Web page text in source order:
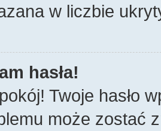
w liczbie
hasła!
Twoje hasło
może zostać